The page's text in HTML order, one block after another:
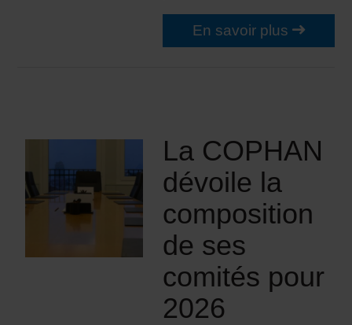
En savoir plus
La COPHAN
dévoile la
composition
de ses
comités pour
2026